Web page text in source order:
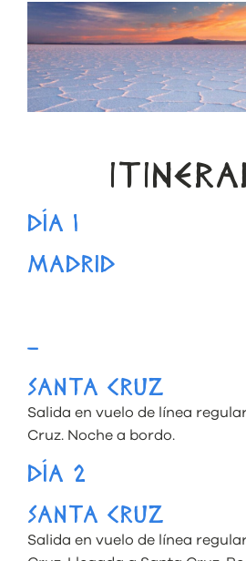
DÍA 1
MADRID
–
SANTA CRUZ
Salida en vuelo de línea
Cruz. Noche a bordo.
DÍA 2
SANTA CRUZ
Salida en vuelo de línea